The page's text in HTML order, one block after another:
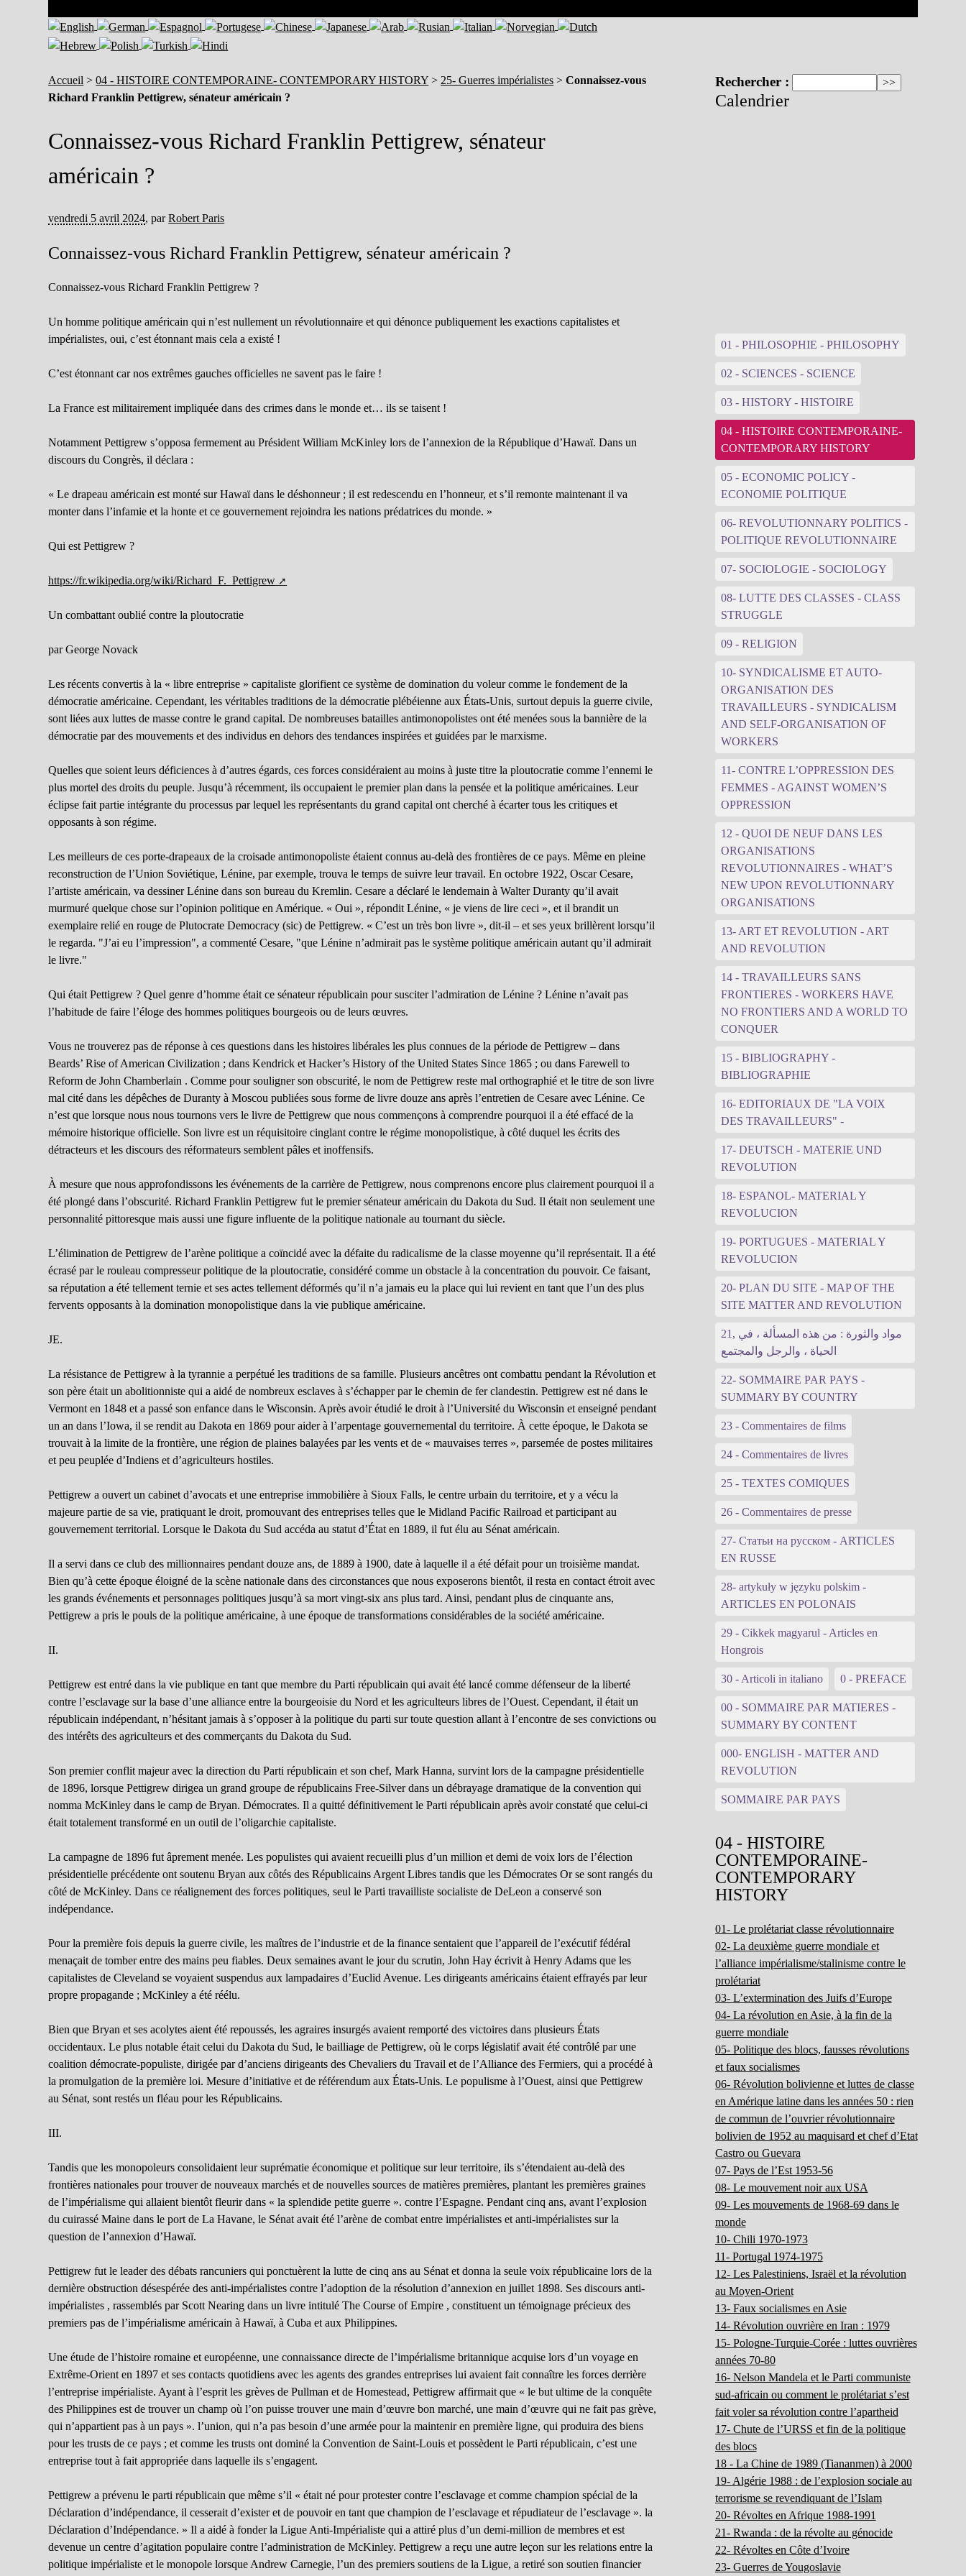
Accueil >04 - HISTOIRE CONTEMPORAINE- CONTEMPORARY HISTORY > 25- Guerres impérialistes >Connaissez-vous
Richard Franklin Pettigrew, sénateur américain ?
Connaissez-vous Richard Franklin Pettigrew, sénateur
américain ?
vendredi 5 avril 2024,parRobert Paris
Connaissez-vous Richard Franklin Pettigrew, sénateur américain ?
Connaissez-vous Richard Franklin Pettigrew ?
Un homme politique américain qui n’est nullement un révolutionnaire et qui dénonce publiquement les exactions capitalistes et
impérialistes, oui, c’est étonnant mais cela a existé !
C’est étonnant car nos extrêmes gauches officielles ne savent pas le faire !
La France est militairement impliquée dans des crimes dans le monde et… ils se taisent !
Notamment Pettigrew s’opposa fermement au Président William McKinley lors de l’annexion de la République d’Hawaï. Dans un
discours du Congrès, il déclara :
« Le drapeau américain est monté sur Hawaï dans le déshonneur ; il est redescendu en l’honneur, et s’il remonte maintenant il va
monter dans l’infamie et la honte et ce gouvernement rejoindra les nations prédatrices du monde. »
Qui est Pettigrew ?
https://fr.wikipedia.org/wiki/Richard_F._Pettigrew
Un combattant oublié contre la ploutocratie
par George Novack
Les récents convertis à la « libre entreprise » capitaliste glorifient ce système de domination du voleur comme le fondement de la
démocratie américaine. Cependant, les véritables traditions de la démocratie plébéienne aux États-Unis, surtout depuis la guerre civile,
sont liées aux luttes de masse contre le grand capital. De nombreuses batailles antimonopolistes ont été menées sous la bannière de la
démocratie par des mouvements et des individus en dehors des tendances inspirées et guidées par le marxisme.
Quelles que soient leurs déficiences à d’autres égards, ces forces considéraient au moins à juste titre la ploutocratie comme l’ennemi le
plus mortel des droits du peuple. Jusqu’à récemment, ils occupaient le premier plan dans la pensée et la politique américaines. Leur
éclipse fait partie intégrante du processus par lequel les représentants du grand capital ont cherché à écarter tous les critiques et
opposants à son régime.
Les meilleurs de ces porte-drapeaux de la croisade antimonopoliste étaient connus au-delà des frontières de ce pays. Même en pleine
reconstruction de l’Union Soviétique, Lénine, par exemple, trouva le temps de suivre leur travail. En octobre 1922, Oscar Cesare,
l’artiste américain, va dessiner Lénine dans son bureau du Kremlin. Cesare a déclaré le lendemain à Walter Duranty qu’il avait
murmuré quelque chose sur l’opinion politique en Amérique. « Oui », répondit Lénine, « je viens de lire ceci », et il brandit un
exemplaire relié en rouge de Plutocrate Democracy (sic) de Pettigrew. « C’est un très bon livre », dit-il – et ses yeux brillèrent lorsqu’il
le regarda. "J’ai eu l’impression", a commenté Cesare, "que Lénine n’admirait pas le système politique américain autant qu’il admirait
le livre."
Qui était Pettigrew ? Quel genre d’homme était ce sénateur républicain pour susciter l’admiration de Lénine ? Lénine n’avait pas
l’habitude de faire l’éloge des hommes politiques bourgeois ou de leurs œuvres.
Vous ne trouverez pas de réponse à ces questions dans les histoires libérales les plus connues de la période de Pettigrew – dans
Beards’ Rise of American Civilization ; dans Kendrick et Hacker’s History of the United States Since 1865 ; ou dans Farewell to
Reform de John Chamberlain . Comme pour souligner son obscurité, le nom de Pettigrew reste mal orthographié et le titre de son livre
mal cité dans les dépêches de Duranty à Moscou publiées sous forme de livre douze ans après l’entretien de Cesare avec Lénine. Ce
n’est que lorsque nous nous tournons vers le livre de Pettigrew que nous commençons à comprendre pourquoi il a été effacé de la
mémoire historique officielle. Son livre est un réquisitoire cinglant contre le régime monopolistique, à côté duquel les écrits des
détracteurs et les discours des réformateurs semblent pâles et inoffensifs.
À mesure que nous approfondissons les événements de la carrière de Pettigrew, nous comprenons encore plus clairement pourquoi il a
été plongé dans l’obscurité. Richard Franklin Pettigrew fut le premier sénateur américain du Dakota du Sud. Il était non seulement une
personnalité pittoresque mais aussi une figure influente de la politique nationale au tournant du siècle.
L’élimination de Pettigrew de l’arène politique a coïncidé avec la défaite du radicalisme de la classe moyenne qu’il représentait. Il a été
écrasé par le rouleau compresseur politique de la ploutocratie, considéré comme un obstacle à la concentration du pouvoir. Ce faisant,
sa réputation a été tellement ternie et ses actes tellement déformés qu’il n’a jamais eu la place qui lui revient en tant que l’un des plus
fervents opposants à la domination monopolistique dans la vie publique américaine.
JE.
La résistance de Pettigrew à la tyrannie a perpétué les traditions de sa famille. Plusieurs ancêtres ont combattu pendant la Révolution et
son père était un abolitionniste qui a aidé de nombreux esclaves à s’échapper par le chemin de fer clandestin. Pettigrew est né dans le
Vermont en 1848 et a passé son enfance dans le Wisconsin. Après avoir étudié le droit à l’Université du Wisconsin et enseigné pendant
un an dans l’Iowa, il se rendit au Dakota en 1869 pour aider à l’arpentage gouvernemental du territoire. À cette époque, le Dakota se
trouvait à la limite de la frontière, une région de plaines balayées par les vents et de « mauvaises terres », parsemée de postes militaires
et peu peuplée d’Indiens et d’agriculteurs hostiles.
Pettigrew a ouvert un cabinet d’avocats et une entreprise immobilière à Sioux Falls, le centre urbain du territoire, et y a vécu la
majeure partie de sa vie, pratiquant le droit, promouvant des entreprises telles que le Midland Pacific Railroad et participant au
gouvernement territorial. Lorsque le Dakota du Sud accéda au statut d’État en 1889, il fut élu au Sénat américain.
Il a servi dans ce club des millionnaires pendant douze ans, de 1889 à 1900, date à laquelle il a été défait pour un troisième mandat.
Bien qu’à cette époque éloigné de la scène nationale dans des circonstances que nous exposerons bientôt, il resta en contact étroit avec
les grands événements et personnages politiques jusqu’à sa mort vingt-six ans plus tard. Ainsi, pendant plus de cinquante ans,
Pettigrew a pris le pouls de la politique américaine, à une époque de transformations considérables de la société américaine.
II.
Pettigrew est entré dans la vie publique en tant que membre du Parti républicain qui avait été lancé comme défenseur de la liberté
contre l’esclavage sur la base d’une alliance entre la bourgeoisie du Nord et les agriculteurs libres de l’Ouest. Cependant, il était un
républicain indépendant, n’hésitant jamais à s’opposer à la politique du parti sur toute question allant à l’encontre de ses convictions ou
des intérêts des agriculteurs et des commerçants du Dakota du Sud.
Son premier conflit majeur avec la direction du Parti républicain et son chef, Mark Hanna, survint lors de la campagne présidentielle
de 1896, lorsque Pettigrew dirigea un grand groupe de républicains Free-Silver dans un débrayage dramatique de la convention qui
nomma McKinley dans le camp de Bryan. Démocrates. Il a quitté définitivement le Parti républicain après avoir constaté que celui-ci
était totalement transformé en un outil de l’oligarchie capitaliste.
La campagne de 1896 fut âprement menée. Les populistes qui avaient recueilli plus d’un million et demi de voix lors de l’élection
présidentielle précédente ont soutenu Bryan aux côtés des Républicains Argent Libres tandis que les Démocrates Or se sont rangés du
côté de McKinley. Dans ce réalignement des forces politiques, seul le Parti travailliste socialiste de DeLeon a conservé son
indépendance.
Pour la première fois depuis la guerre civile, les maîtres de l’industrie et de la finance sentaient que l’appareil de l’exécutif fédéral
menaçait de tomber entre des mains peu fiables. Deux semaines avant le jour du scrutin, John Hay écrivit à Henry Adams que les
capitalistes de Cleveland se voyaient suspendus aux lampadaires d’Euclid Avenue. Les dirigeants américains étaient effrayés par leur
propre propagande ; McKinley a été réélu.
Bien que Bryan et ses acolytes aient été repoussés, les agraires insurgés avaient remporté des victoires dans plusieurs États
occidentaux. Le plus notable était celui du Dakota du Sud, le bailliage de Pettigrew, où le corps législatif avait été contrôlé par une
coalition démocrate-populiste, dirigée par d’anciens dirigeants des Chevaliers du Travail et de l’Alliance des Fermiers, qui a procédé à
la promulgation de la première loi. Mesure d’initiative et de référendum aux États-Unis. Le populisme à l’Ouest, ainsi que Pettigrew
au Sénat, sont restés un fléau pour les Républicains.
III.
Tandis que les monopoleurs consolidaient leur suprématie économique et politique sur leur territoire, ils s’étendaient au-delà des
frontières nationales pour trouver de nouveaux marchés et de nouvelles sources de matières premières, plantant les premières graines
de l’impérialisme qui allaient bientôt fleurir dans « la splendide petite guerre ». contre l’Espagne. Pendant cinq ans, avant l’explosion
du cuirassé Maine dans le port de La Havane, le Sénat avait été l’arène de combat entre impérialistes et anti-impérialistes sur la
question de l’annexion d’Hawaï.
Pettigrew fut le leader des débats rancuniers qui ponctuèrent la lutte de cinq ans au Sénat et donna la seule voix républicaine lors de la
dernière obstruction désespérée des anti-impérialistes contre l’adoption de la résolution d’annexion en juillet 1898. Ses discours anti-
impérialistes , rassemblés par Scott Nearing dans un livre intitulé The Course of Empire , constituent un témoignage précieux des
premiers pas de l’impérialisme américain à Hawaï, à Cuba et aux Philippines.
Une étude de l’histoire romaine et européenne, une connaissance directe de l’impérialisme britannique acquise lors d’un voyage en
Extrême-Orient en 1897 et ses contacts quotidiens avec les agents des grandes entreprises lui avaient fait connaître les forces derrière
l’entreprise impérialiste. Ayant à l’esprit les grèves de Pullman et de Homestead, Pettigrew affirmait que « le but ultime de la conquête
des Philippines est de trouver un champ où l’on puisse trouver une main d’œuvre bon marché, une main d’œuvre qui ne fait pas grève,
qui n’appartient pas à un pays ». l’union, qui n’a pas besoin d’une armée pour la maintenir en première ligne, qui produira des biens
pour les trusts de ce pays ; et comme les trusts ont dominé la Convention de Saint-Louis et possèdent le Parti républicain, c’est une
entreprise tout à fait appropriée dans laquelle ils s’engagent.
Pettigrew a prévenu le parti républicain que même s’il « était né pour protester contre l’esclavage et comme champion spécial de la
Déclaration d’indépendance, il cesserait d’exister et de pouvoir en tant que champion de l’esclavage et répudiateur de l’esclavage ». la
Déclaration d’Indépendance. » Il a aidé à fonder la Ligue Anti-Impérialiste qui a attiré plus d’un demi-million de membres et est
devenue un centre d’agitation populaire contre l’administration de McKinley. Pettigrew a reçu une autre leçon sur les relations entre la
politique impérialiste et le monopole lorsque Andrew Carnegie, l’un des premiers soutiens de la Ligue, a retiré son soutien financier
Rechercher :
Calendrier
01 - PHILOSOPHIE - PHILOSOPHY
02 - SCIENCES - SCIENCE
03 - HISTORY - HISTOIRE
04 - HISTOIRE CONTEMPORAINE-
CONTEMPORARY HISTORY
05 - ECONOMIC POLICY -
ECONOMIE POLITIQUE
06- REVOLUTIONNARY POLITICS -
POLITIQUE REVOLUTIONNAIRE
07- SOCIOLOGIE - SOCIOLOGY
08- LUTTE DES CLASSES - CLASS
STRUGGLE
09 - RELIGION
10- SYNDICALISME ET AUTO-
ORGANISATION DES
TRAVAILLEURS - SYNDICALISM
AND SELF-ORGANISATION OF
WORKERS
11- CONTRE L’OPPRESSION DES
FEMMES - AGAINST WOMEN’S
OPPRESSION
12 - QUOI DE NEUF DANS LES
ORGANISATIONS
REVOLUTIONNAIRES - WHAT’S
NEW UPON REVOLUTIONNARY
ORGANISATIONS
13- ART ET REVOLUTION - ART
AND REVOLUTION
14 - TRAVAILLEURS SANS
FRONTIERES - WORKERS HAVE
NO FRONTIERS AND A WORLD TO
CONQUER
15 - BIBLIOGRAPHY -
BIBLIOGRAPHIE
16- EDITORIAUX DE "LA VOIX
DES TRAVAILLEURS" -
17- DEUTSCH - MATERIE UND
REVOLUTION
18- ESPANOL- MATERIAL Y
REVOLUCION
19- PORTUGUES - MATERIAL Y
REVOLUCION
20- PLAN DU SITE - MAP OF THE
SITE MATTER AND REVOLUTION
21, مواد والثورة : من هذه المسألة ، في
الحياة ، والرجل والمجتمع
22- SOMMAIRE PAR PAYS -
SUMMARY BY COUNTRY
23 - Commentaires de films
24 - Commentaires de livres
25 - TEXTES COMIQUES
26 - Commentaires de presse
27- Статьи на русском - ARTICLES
EN RUSSE
28- artykuły w języku polskim -
ARTICLES EN POLONAIS
29 - Cikkek magyarul - Articles en
Hongrois
30 - Articoli in italiano 0 - PREFACE
00 - SOMMAIRE PAR MATIERES -
SUMMARY BY CONTENT
000- ENGLISH - MATTER AND
REVOLUTION
SOMMAIRE PAR PAYS
04 - HISTOIRE
CONTEMPORAINE-
CONTEMPORARY
HISTORY
01- Le prolétariat classe révolutionnaire
02- La deuxième guerre mondiale et
l’alliance impérialisme/stalinisme contre le
prolétariat
03- L’extermination des Juifs d’Europe
04- La révolution en Asie, à la fin de la
guerre mondiale
05- Politique des blocs, fausses révolutions
et faux socialismes
06- Révolution bolivienne et luttes de classe
en Amérique latine dans les années 50 : rien
de commun de l’ouvrier révolutionnaire
bolivien de 1952 au maquisard et chef d’Etat
Castro ou Guevara
07- Pays de l’Est 1953-56
08- Le mouvement noir aux USA
09- Les mouvements de 1968-69 dans le
monde
10- Chili 1970-1973
11- Portugal 1974-1975
12- Les Palestiniens, Israël et la révolution
au Moyen-Orient
13- Faux socialismes en Asie
14- Révolution ouvrière en Iran : 1979
15- Pologne-Turquie-Corée : luttes ouvrières
années 70-80
16- Nelson Mandela et le Parti communiste
sud-africain ou comment le prolétariat s’est
fait voler sa révolution contre l’apartheid
17- Chute de l’URSS et fin de la politique
des blocs
18 - La Chine de 1989 (Tiananmen) à 2000
19- Algérie 1988 : de l’explosion sociale au
terrorisme se revendiquant de l’Islam
20- Révoltes en Afrique 1988-1991
21- Rwanda : de la révolte au génocide
22- Révoltes en Côte d’Ivoire
23- Guerres de Yougoslavie